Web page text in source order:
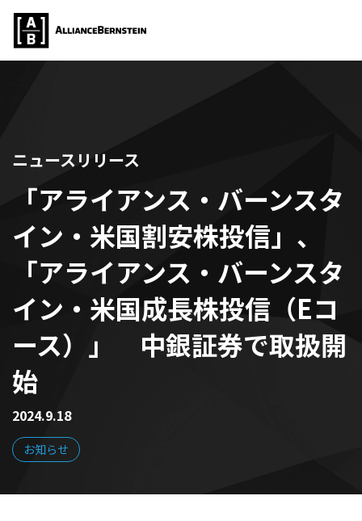
ニュースリリース
「アライアンス・バーンスタ
イン・米国割安株投信」、
「アライアンス・バーンスタ
イン・米国成長株投信（Eコ
ース）」 中銀証券で取扱開
始
2024.9.18
お知らせ